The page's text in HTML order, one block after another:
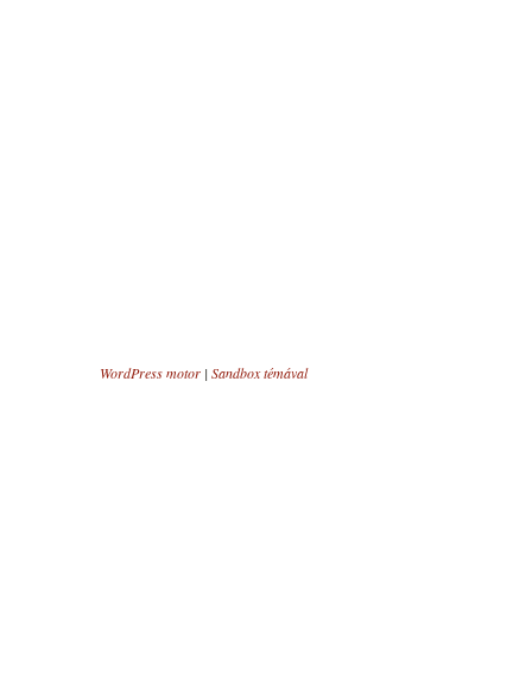
WordPress motor | Sandbox témával